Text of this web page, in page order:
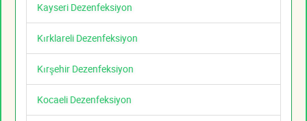
Kayseri Dezenfeksiyon
Kırklareli Dezenfeksiyon
Kırşehir Dezenfeksiyon
Kocaeli Dezenfeksiyon